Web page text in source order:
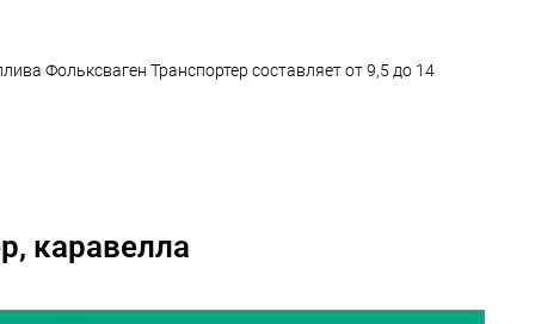
Фольксваген Транспортер составляет от 9,5 до 14
каравелла